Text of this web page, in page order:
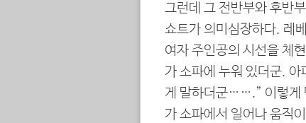
그런데 그 전반부와 후반
쇼트가 의미심장하다. 레
여자 주인공의 시선을 체
가 소파에 누워 있더군.
게 말하더군…….” 이렇게
가 소파에서 일어나 움직